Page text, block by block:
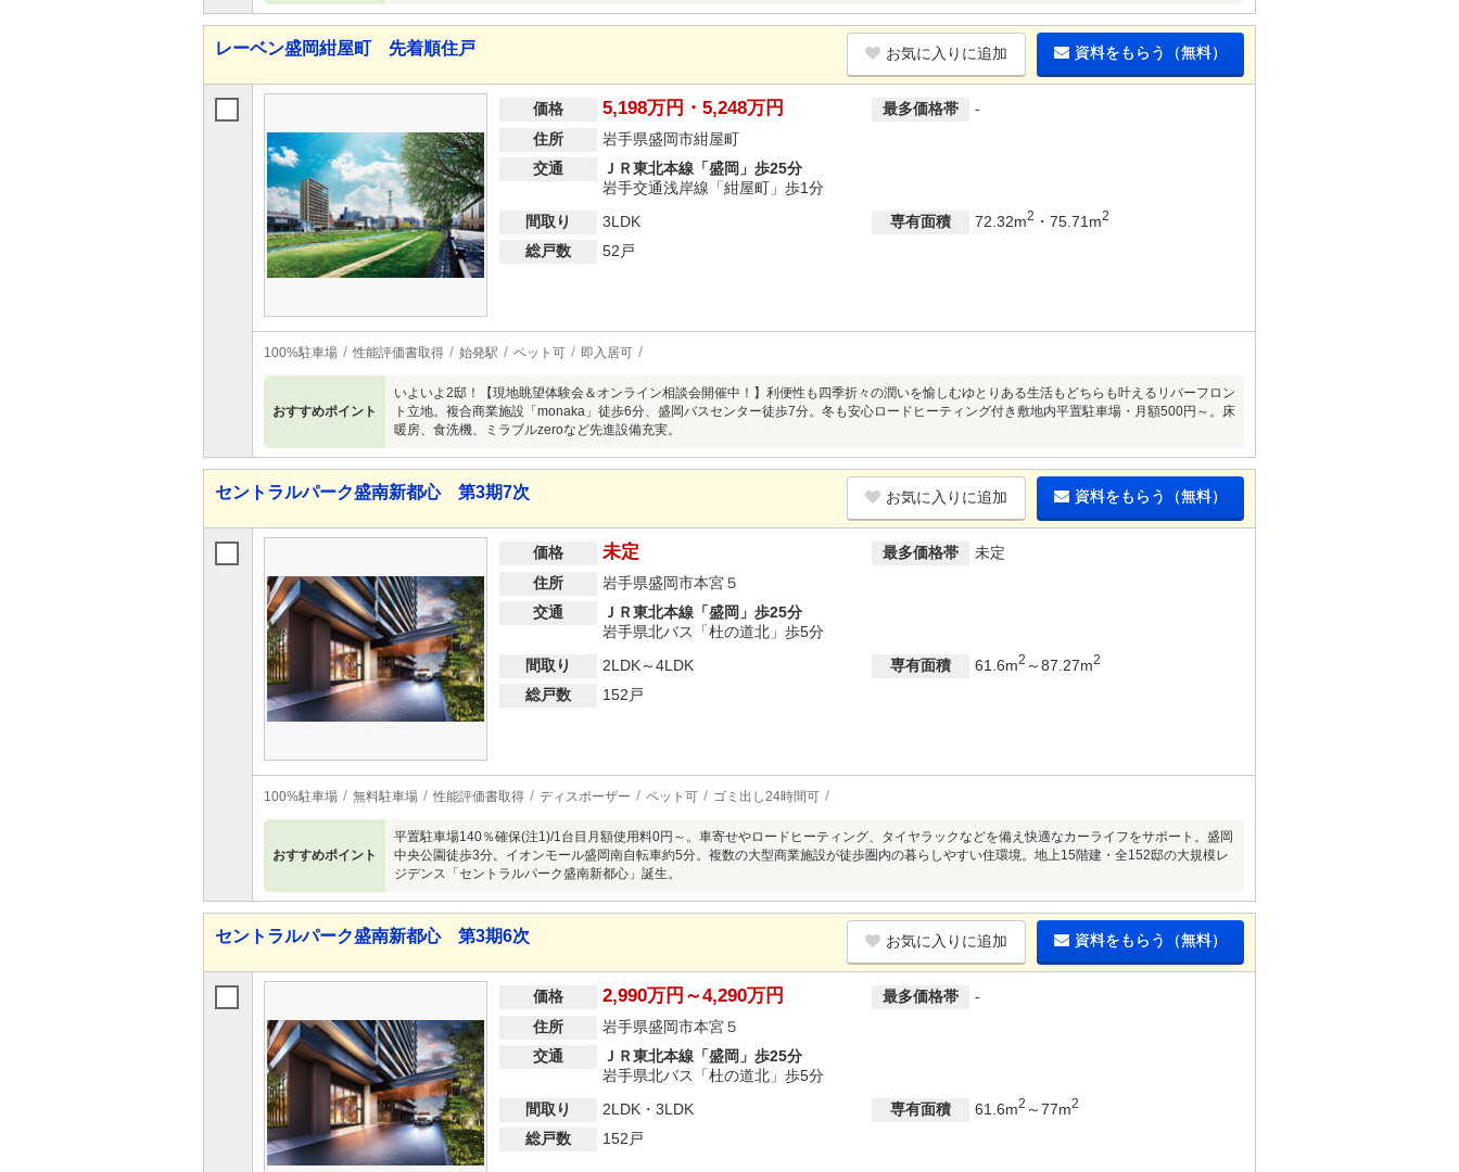
レーベン盛岡紺屋町 先着順住戸 お気に入りに追加 資料をもらう（無料）
価格 5,198万円・5,248万円 最多価格帯
-
住所
岩手県盛岡市紺屋町
交通
ＪＲ東北本線「盛岡」歩25分
岩手交通浅岸線「紺屋町」歩1分
間取り
3LDK 専有面積 72.32m2 ・75.71m2
総戸数 52戸
100%駐車場 性能評価書取得 始発駅 ペット可 即入居可
おすすめポイント
いよいよ2邸！【現地眺望体験会＆オンライン相談会開催中！】利便性も四季折々の潤いを愉しむゆとりある生活もどちらも叶えるリバーフロン
ト立地。複合商業施設「monaka」徒歩6分、盛岡バスセンター徒歩7分。冬も安心ロードヒーティング付き敷地内平置駐車場・月額500円～。床
暖房、食洗機、ミラブルzeroなど先進設備充実。
セントラルパーク盛南新都心 第3期7次 お気に入りに追加 資料をもらう（無料）
価格 未定 最多価格帯
未定
住所
岩手県盛岡市本宮５
交通
ＪＲ東北本線「盛岡」歩25分
岩手県北バス「杜の道北」歩5分
間取り
2LDK～4LDK 専有面積 61.6m2 ～87.27m2
総戸数 152戸
100%駐車場 無料駐車場 性能評価書取得 ディスポーザー ペット可 ゴミ出し24時間可
おすすめポイント
平置駐車場140％確保(注1)/1台目月額使用料0円～。車寄せやロードヒーティング、タイヤラックなどを備え快適なカーライフをサポート。盛岡
中央公園徒歩3分。イオンモール盛岡南自転車約5分。複数の大型商業施設が徒歩圏内の暮らしやすい住環境。地上15階建・全152邸の大規模レ
ジデンス「セントラルパーク盛南新都心」誕生。
セントラルパーク盛南新都心 第3期6次 お気に入りに追加 資料をもらう（無料）
価格 2,990万円～4,290万円 最多価格帯
-
住所
岩手県盛岡市本宮５
交通
ＪＲ東北本線「盛岡」歩25分
岩手県北バス「杜の道北」歩5分
間取り
2LDK・3LDK 専有面積 61.6m2 ～77m2
総戸数 152戸